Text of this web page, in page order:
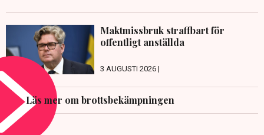
Maktmissbruk straffbart för
offentligt anställda
3 AUGUSTI 2026 |
Läs mer om brottsbekämpningen